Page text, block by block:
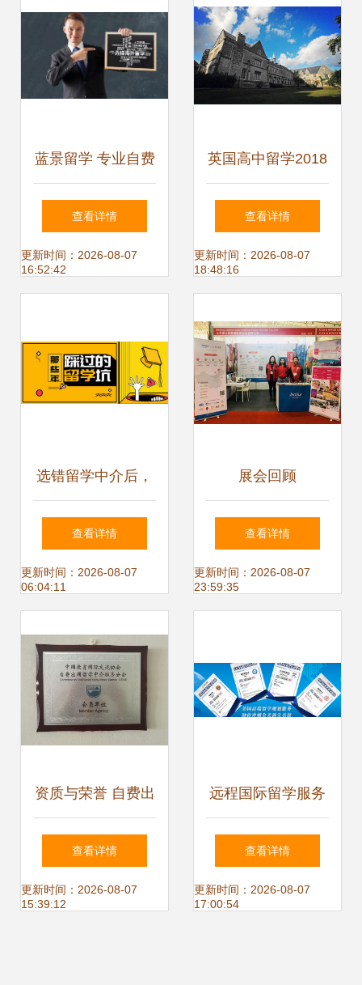
服务
蓝景留学 专业自费
出国留学中介服务
全解析
查看详情
更新时间：2026-08-07
16:52:42
英国高中留学2018
如何选择一个靠谱
的自费出国留学中
查看详情
更新时间：2026-08-07
18:48:16
选错留学中介后，
你可能遇到的坑
查看详情
更新时间：2026-08-07
06:04:11
展会回顾
2018COTTM，洞
察旅业新业态与自
务动向
查看详情
更新时间：2026-08-07
23:59:35
资质与荣誉 自费出
国留学中介服务的
核心保障
查看详情
更新时间：2026-08-07
15:39:12
远程国际留学服务
机构与自费出国留
学中介服务全解析
查看详情
更新时间：2026-08-07
17:00:54